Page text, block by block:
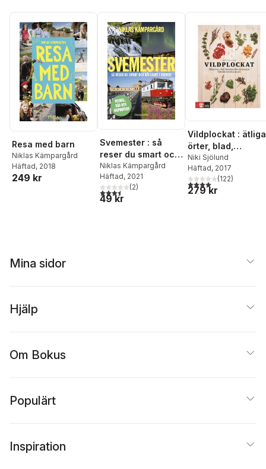
Resa med barn
Niklas Kämpargård
Häftad, 2018
249 kr
Svemester : så
reser du smart och
hållbart i Sverige
Niklas Kämpargård
Häftad, 2021
3,5utav 5 stjärnor. Totalt antal röster:
(2)
49 kr
Vildplockat : ätliga
örter, blad,
blommor, bär och
svampar från den
svenska naturen
Niki Sjölund
Häftad, 2017
4,0utav 5 stjärnor.
(122)
279 kr
Mina sidor
Hjälp
Om Bokus
Populärt
Inspiration